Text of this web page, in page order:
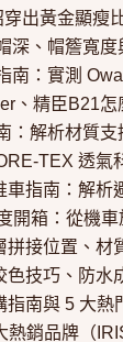
出黃金顯瘦
深、帽簷寬
：實測
、精臣B21
解析材質
TEX 透氣
指南：解析
開箱：從機
接位置、材
技巧、防水
南與 5 大熱
銷品牌（